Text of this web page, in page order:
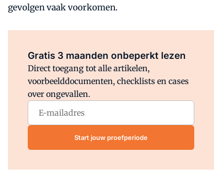
gevolgen vaak voorkomen.
Gratis 3 maanden onbeperkt lezen
Direct toegang tot alle artikelen,
voorbeelddocumenten, checklists en cases
over ongevallen.
Start jouw proefperiode